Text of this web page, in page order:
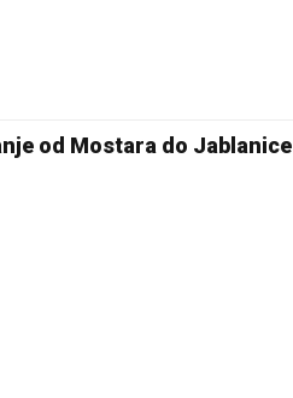
od Mostara do Jablanice